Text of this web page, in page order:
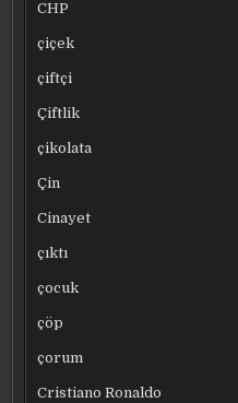
CHP
çiçek
çiftçi
Çiftlik
çikolata
Çin
Cinayet
çıktı
çocuk
çöp
çorum
Cristiano Ronaldo